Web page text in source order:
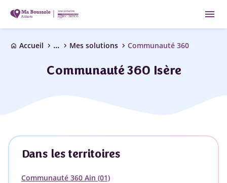
menu
home Accueil chevron_right ... chevron_right Mes solutions chevron_right Communauté 360
Communauté 360 Isère
Dans les territoires
Communauté 360 Ain (01)